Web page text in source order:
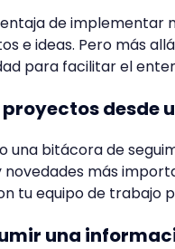
de implementar
e ideas. Pero más
para facilitar el
desde
una bitácora de
más
tu equipo de trabajo
una